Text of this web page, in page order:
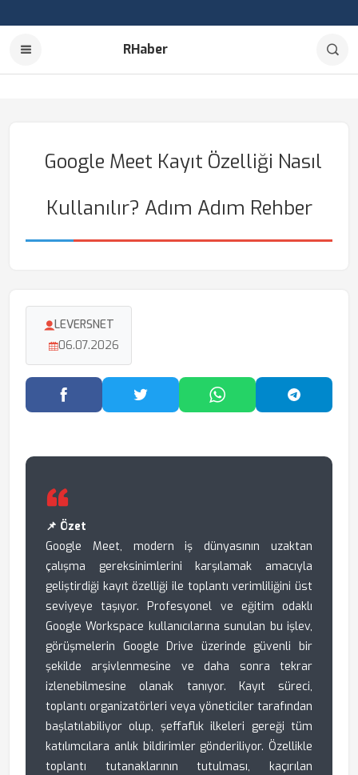
RHaber
Google Meet Kayıt Özelliği Nasıl
Kullanılır? Adım Adım Rehber
LEVERSNET
06.07.2026
Facebook'ta PaylaşTwitter'da PaylaşWhatsApp'ta Paylaş
📌 Özet
Google Meet, modern iş dünyasının uzaktan
çalışma gereksinimlerini karşılamak amacıyla
geliştirdiği kayıt özelliği ile toplantı verimliliğini üst
seviyeye taşıyor. Profesyonel ve eğitim odaklı
Google Workspace kullanıcılarına sunulan bu işlev,
görüşmelerin Google Drive üzerinde güvenli bir
şekilde arşivlenmesine ve daha sonra tekrar
izlenebilmesine olanak tanıyor. Kayıt süreci,
toplantı organizatörleri veya yöneticiler tarafından
başlatılabiliyor olup, şeffaflık ilkeleri gereği tüm
katılımcılara anlık bildirimler gönderiliyor. Özellikle
toplantı tutanaklarının tutulması, kaçırılan